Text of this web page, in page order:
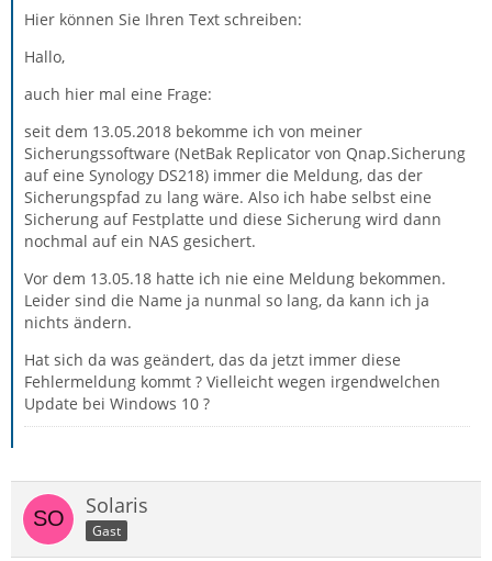
Hier können Sie Ihren Text schreiben:
Hallo,
auch hier mal eine Frage:
seit dem 13.05.2018 bekomme ich von meiner
Sicherungssoftware (NetBak Replicator von Qnap.Sicherung
auf eine Synology DS218) immer die Meldung, das der
Sicherungspfad zu lang wäre. Also ich habe selbst eine
Sicherung auf Festplatte und diese Sicherung wird dann
nochmal auf ein NAS gesichert.
Vor dem 13.05.18 hatte ich nie eine Meldung bekommen.
Leider sind die Name ja nunmal so lang, da kann ich ja
nichts ändern.
Hat sich da was geändert, das da jetzt immer diese
Fehlermeldung kommt ? Vielleicht wegen irgendwelchen
Update bei Windows 10 ?
Solaris
Gast